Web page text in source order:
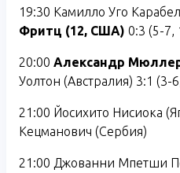
19:30 Камилло Уго
Фритц (12, США) 0:3 (5-7,
20:00 Александр
Уолтон (Австралия) 3:1 (3-
21:00 Йосихито Нисиока
Кецманович (Сербия)
21:00 Джованни Мпетши